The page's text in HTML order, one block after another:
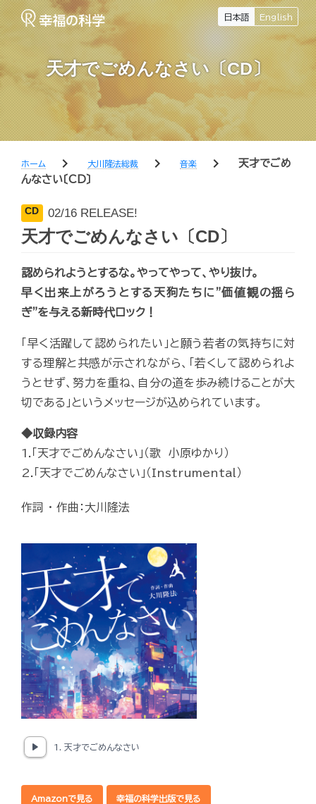
日本語 English
天才でごめんなさい〔CD〕
ホーム chevron_right 大川隆法総裁 chevron_right 音楽 chevron_right
天才でごめ
んなさい〔CD〕
CD 02/16 RELEASE!
1. 天才でごめんなさい
天才でごめんなさい〔CD〕
認められようとするな。やってやって、やり抜け。
早く出来上がろうとする天狗たちに"価値観の揺ら
ぎ"を与える新時代ロック！
「早く活躍して認められたい」と願う若者の気持ちに対
する理解と共感が示されながら、「若くして認められよ
うとせず、努力を重ね、自分の道を歩み続けることが大
切である」というメッセージが込められています。
◆収録内容
1.「天才でごめんなさい」（歌 小原ゆかり）
2.「天才でごめんなさい」（Instrumental）
作詞 ・ 作曲：大川隆法
Amazonで見る 幸福の科学出版で見る